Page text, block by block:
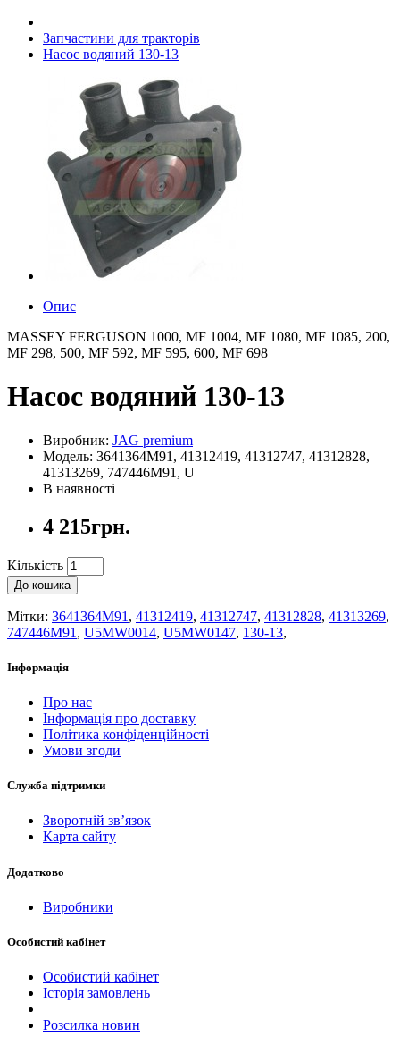
Запчастини для тракторів
Насос водяний 130-13
Опис
MASSEY FERGUSON 1000, MF 1004, MF 1080, MF 1085, 200,
MF 298, 500, MF 592, MF 595, 600, MF 698
Насос водяний 130-13
Виробник: JAG premium
Модель: 3641364M91, 41312419, 41312747, 41312828,
41313269, 747446M91, U
В наявності
4 215грн.
Кількість
До кошика
Мітки: 3641364M91 , 41312419, 41312747, 41312828, 41313269,
747446M91 , U5MW0014, U5MW0147, 130-13,
Інформація
Про нас
Інформація про доставку
Політика конфіденційності
Умови згоди
Служба підтримки
Зворотній зв’язок
Карта сайту
Додатково
Виробники
Особистий кабінет
Особистий кабінет
Історія замовлень
Розсилка новин